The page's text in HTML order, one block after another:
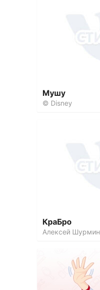
Мушу
© Disney
КраБро
Алексей Шурмин